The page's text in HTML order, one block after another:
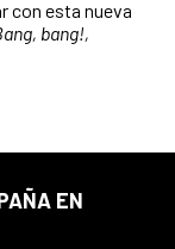
con esta nueva
bang!,
EN